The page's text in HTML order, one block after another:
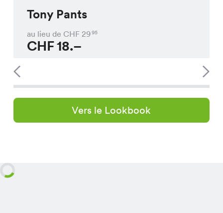
Tony Pants
au lieu de CHF 2995
CHF18.–
Vers le Lookbook